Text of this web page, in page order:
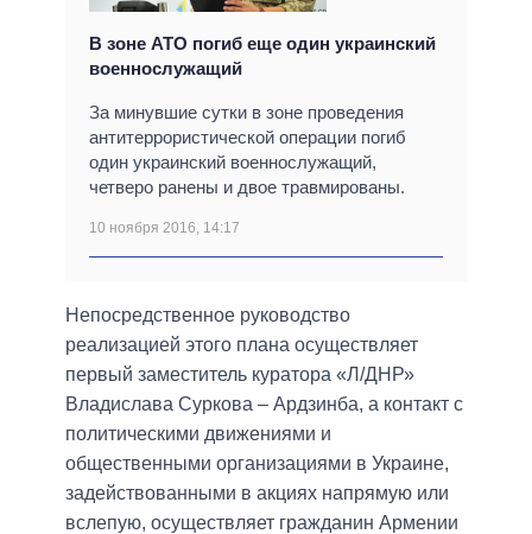
В зоне АТО погиб еще один украинский
военнослужащий
За минувшие сутки в зоне проведения
антитеррористической операции погиб
один украинский военнослужащий,
четверо ранены и двое травмированы.
10 ноября 2016, 14:17
Непосредственное руководство
реализацией этого плана осуществляет
первый заместитель куратора «Л/ДНР»
Владислава Суркова – Ардзинба, а контакт с
политическими движениями и
общественными организациями в Украине,
задействованными в акциях напрямую или
вслепую, осуществляет гражданин Армении